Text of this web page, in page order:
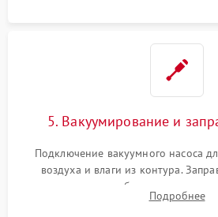
5. Вакуумирование и
Подключение вакуумного насоса
воздуха и влаги из контура.
дозированным объемом
электронным весам. КонтрольПодробнее